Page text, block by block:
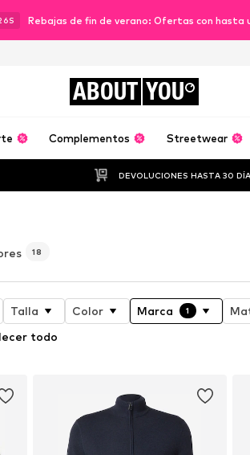
S Rebajas de fin de verano: Ofertas con hasta
ABOUT YOU
Complementos Streetwear
DEVOLUCIONES HASTA 30
18
Talla Color Marca 1
todo